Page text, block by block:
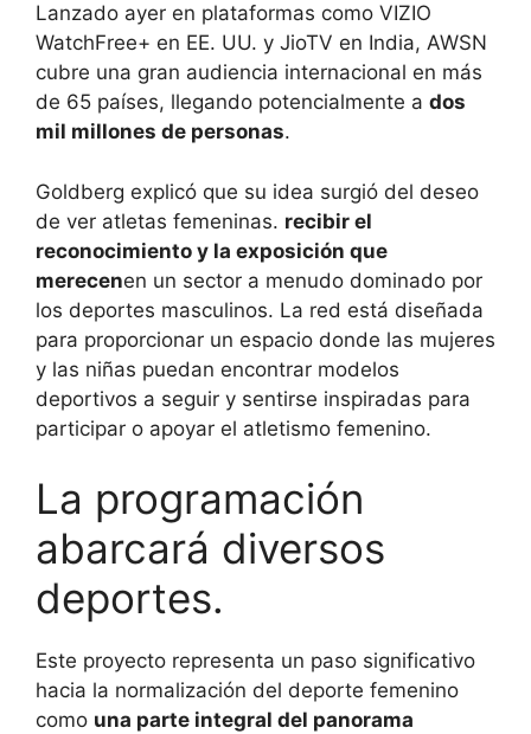
Lanzado ayer en plataformas como VIZIO
WatchFree+ en EE. UU. y JioTV en India, AWSN
cubre una gran audiencia internacional en más
de 65 países, llegando potencialmente a dos
mil millones de personas.
Goldberg explicó que su idea surgió del deseo
de ver atletas femeninas. recibir el
reconocimiento y la exposición que
merecenen un sector a menudo dominado por
los deportes masculinos. La red está diseñada
para proporcionar un espacio donde las mujeres
y las niñas puedan encontrar modelos
deportivos a seguir y sentirse inspiradas para
participar o apoyar el atletismo femenino.
La programación
abarcará diversos
deportes.
Este proyecto representa un paso significativo
hacia la normalización del deporte femenino
como una parte integral del panorama